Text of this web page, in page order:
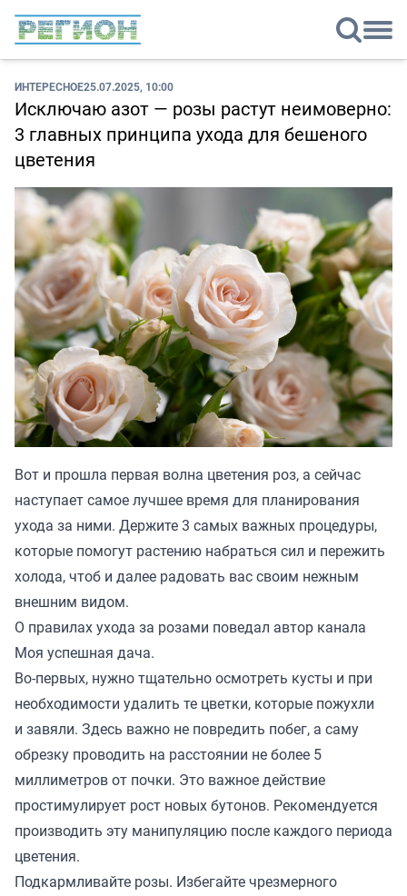
ИНТЕРЕСНОЕ25.07.2025, 10:00
Исключаю азот — розы растут неимоверно:
3 главных принципа ухода для бешеного
цветения
Вот и прошла первая волна цветения роз, а сейчас
наступает самое лучшее время для планирования
ухода за ними. Держите 3 самых важных процедуры,
которые помогут растению набраться сил и пережить
холода, чтоб и далее радовать вас своим нежным
внешним видом.
О правилах ухода за розами поведал автор канала
Моя успешная дача.
Во-первых, нужно тщательно осмотреть кусты и при
необходимости удалить те цветки, которые пожухли
и завяли. Здесь важно не повредить побег, а саму
обрезку проводить на расстоянии не более 5
миллиметров от почки. Это важное действие
простимулирует рост новых бутонов. Рекомендуется
производить эту манипуляцию после каждого периода
цветения.
Подкармливайте розы. Избегайте чрезмерного